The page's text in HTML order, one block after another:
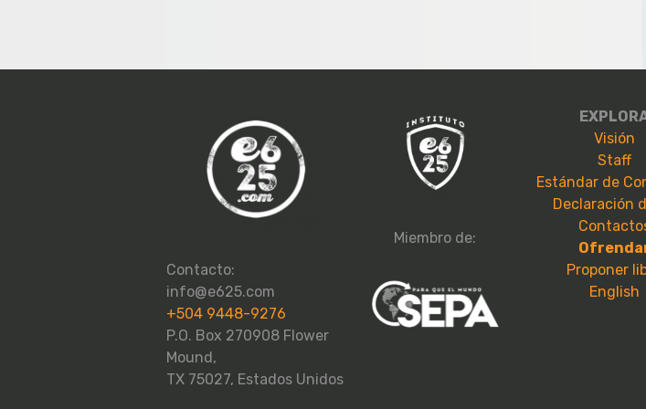
Contacto:
info@e625.com
+504 9448-9276
P.O. Box 270908 Flower
Mound,
TX 75027, Estados Unidos
Miembro de:
Visión
Staff
Estándar de
Declaración
Proponer
English